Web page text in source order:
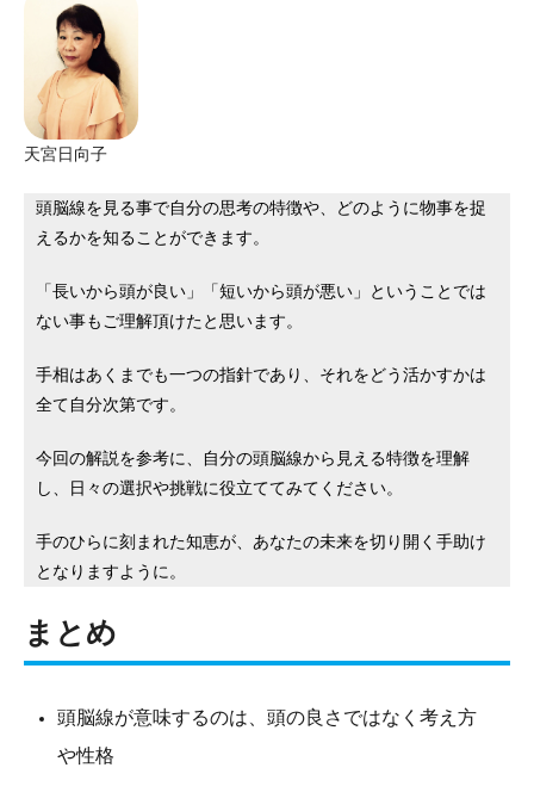
天宮日向子
頭脳線を見る事で自分の思考の特徴や、どのように物事を捉
えるかを知ることができます。
「長いから頭が良い」「短いから頭が悪い」ということでは
ない事もご理解頂けたと思います。
手相はあくまでも一つの指針であり、それをどう活かすかは
全て自分次第です。
今回の解説を参考に、自分の頭脳線から見える特徴を理解
し、日々の選択や挑戦に役立ててみてください。
手のひらに刻まれた知恵が、あなたの未来を切り開く手助け
となりますように。
まとめ
頭脳線が意味するのは、頭の良さではなく考え方
や性格